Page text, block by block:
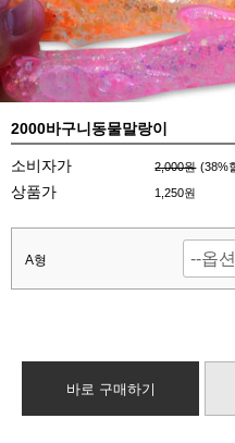
2000바구니동물말랑이
소비자가 2,000원 (38%
상품가 1,250원
A형
바로 구매하기